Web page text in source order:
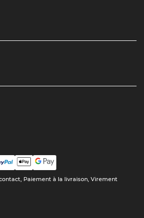
Paiement à la livraison, Virement